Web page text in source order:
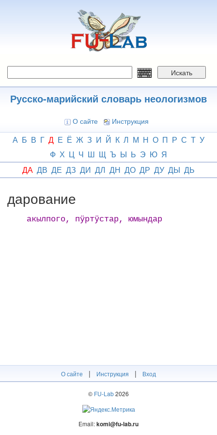
Искать
Русско-марийский словарь неологизмов
О сайте Инструкция
А Б В Г Д Е Ё Ж З И Й К Л М Н О П Р С Т У
Ф Х Ц Ч Ш Щ Ъ Ы Ь Э Ю Я
ДА ДВ ДЕ ДЗ ДИ ДЛ ДН ДО ДР ДУ ДЫ ДЬ
дарование
акылпого, пӱртӱстар, юмындар
О сайте | Инструкция | Вход
© FU-Lab2026
Email:komi@fu-lab.ru